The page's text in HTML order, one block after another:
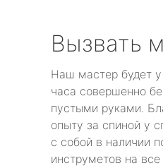
Вызвать
Наш мастер будет
часа совершенно
пустыми руками.
опыту за спиной у
с собой в наличии
инструметов на